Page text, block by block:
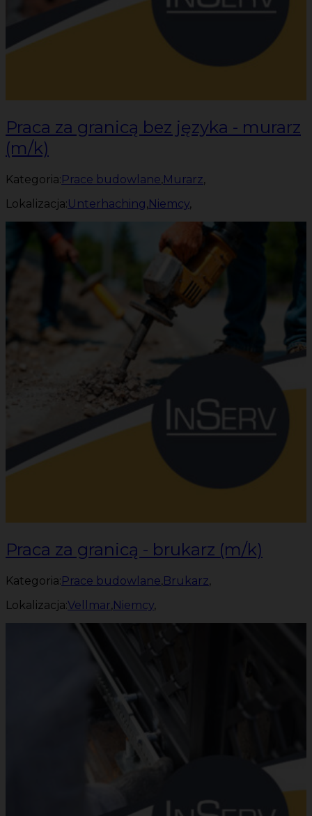
Praca za granicą bez języka - murarz
(m/k)
Kategoria:Prace budowlane,Murarz,
Lokalizacja:Unterhaching,Niemcy,
Praca za granicą - brukarz (m/k)
Kategoria:Prace budowlane,Brukarz,
Lokalizacja:Vellmar,Niemcy,